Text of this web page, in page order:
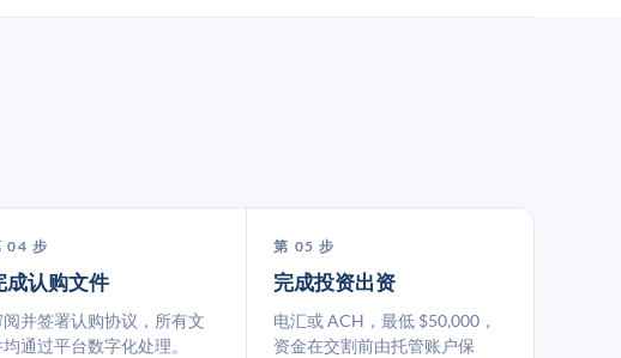
04 步
成认购文件
阅并签署认购协议，所有文
通过平台数字化处理。
第 05 步
完成投资出资
电汇或 ACH，最低 $50,000，
资金在交割前由托管账户保